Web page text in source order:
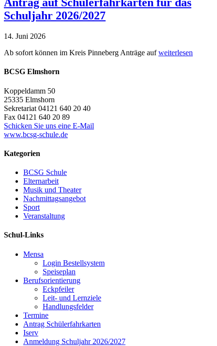
Antrag auf Schülerfahrkarten für das
Schuljahr 2026/2027
14. Juni 2026
Ab sofort können im Kreis Pinneberg Anträge aufweiterlesen
BCSG Elmshorn
Koppeldamm 50
25335 Elmshorn
Sekretariat 04121 640 20 40
Fax 04121 640 20 89
Schicken Sie uns eine E-Mail
www.bcsg-schule.de
Kategorien
BCSG Schule
Elternarbeit
Musik und Theater
Nachmittagsangebot
Sport
Veranstaltung
Schul-Links
Mensa
Login Bestellsystem
Speiseplan
Berufsorientierung
Eckpfeiler
Leit- und Lernziele
Handlungsfelder
Termine
Antrag Schülerfahrkarten
Iserv
Anmeldung Schuljahr 2026/2027